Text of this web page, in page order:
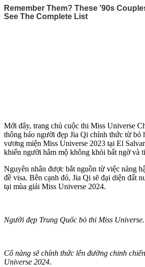
Mới đây, trang chủ cuộc thi Miss Universe
thông báo người đẹp Jia Qi chính thức từ bỏ
vương miện Miss Universe 2023 tại El
khiến người hâm mộ không khỏi bất ngờ và
Nguyên nhân được bắt nguồn từ việc nàng
đề visa. Bên cạnh đó, Jia Qi sẽ đại diện đất
tại mùa giải Miss Universe 2024.
Người đẹp Trung Quốc bỏ thi Miss Universe.
Cô nàng sẽ chính thức lên đường chinh
Universe 2024.